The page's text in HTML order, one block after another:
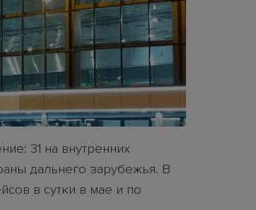
31 на внутренних
дальнего зарубежья. В
в сутки в мае и по